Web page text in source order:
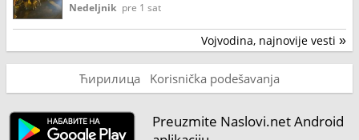
Nedeljnik pre 1 sat
Vojvodina, najnovije vesti »
Ћирилица Korisnička podešavanja
Preuzmite Naslovi.net Android